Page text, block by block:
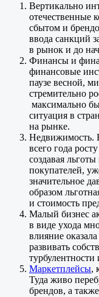
Вертикально
отечественные
сбытом и
ввода санкций
в рынок и до
Финансы и
финансовые
паузе весной,
стремительно
максимально
ситуация в
на рынке.
Недвижимость.
всего года
создавая
покупателей,
значительное
образом
и стоимость
Малый бизнес
в виде ухода
влияние
развивать
Маркетплейсы,
Туда живо
брендов, а